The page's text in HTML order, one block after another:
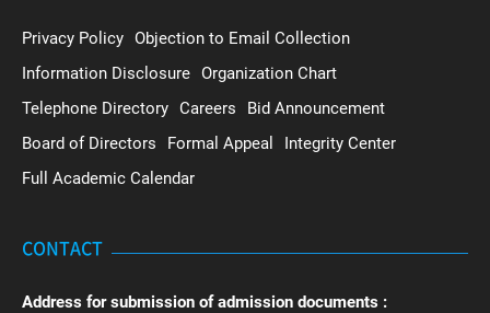
Privacy Policy Objection to Email Collection
Information Disclosure Organization Chart
Telephone Directory Careers
Bid Announcement
Board of Directors
Formal Appeal
Integrity Center
Full Academic Calendar
CONTACT
Address for submission of admission documents :